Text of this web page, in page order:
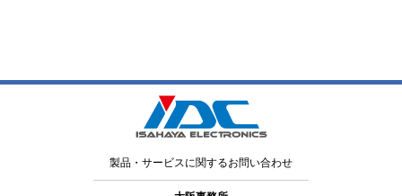
製品・サービスに関するお問い合わせ